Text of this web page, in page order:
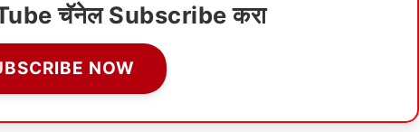
चॅनेल Subscribe करा
NOW